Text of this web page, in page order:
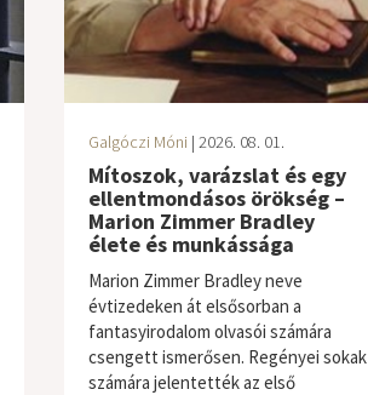
Galgóczi Móni | 2026. 08. 01.
Mítoszok, varázslat és egy
ellentmondásos örökség –
Marion Zimmer Bradley
élete és munkássága
Marion Zimmer Bradley neve
évtizedeken át elsősorban a
fantasyirodalom olvasói számára
csengett ismerősen. Regényei sokak
számára jelentették az első